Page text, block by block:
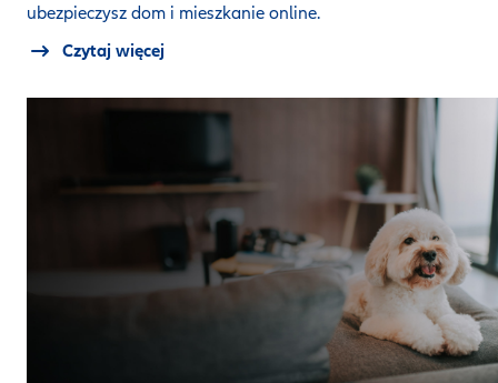
ubezpieczysz dom i mieszkanie online.
Czytaj więcej